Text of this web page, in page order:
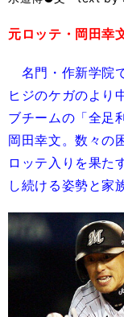
元ロッテ・岡田幸
名門・作新学院
ヒジのケガのより
ブチームの「全足
岡田幸文。数々の
ロッテ入りを果た
し続ける姿勢と家